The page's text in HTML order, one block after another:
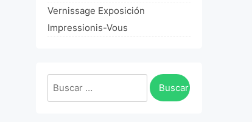
Vernissage Exposición
Impressionis-Vous
Buscar: